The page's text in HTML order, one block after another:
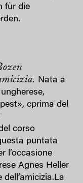
für die
Nata a
cprima del
corso
puntata
l’occasione
Agnes Heller